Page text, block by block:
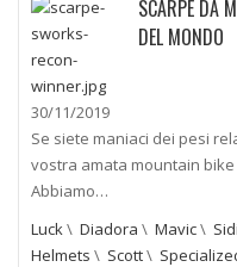
SCARPE DA
DEL MONDO
30/11/2019
Se siete maniaci dei pesi
vostra amata mountain
Abbiamo…
Luck \ Diadora \ Mavic\ Sidi
Helmets \ Scott\